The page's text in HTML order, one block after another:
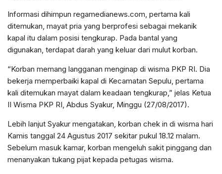
Informasi dihimpun regamedianews.com, pertama kali
ditemukan, mayat pria yang berprofesi sebagai mekanik
kapal itu dalam posisi tengkurap. Pada bantal yang
digunakan, terdapat darah yang keluar dari mulut korban.
“Korban memang langganan menginap di wisma PKP RI. Dia
bekerja memperbaiki kapal di Kecamatan Sepulu, pertama
kali ditemukan mayat dalam keadaan tengkurap,” jelas Ketua
II Wisma PKP RI, Abdus Syakur, Minggu (27/08/2017).
Lebih lanjut Syakur mengatakan, korban chek in di wisma hari
Kamis tanggal 24 Agustus 2017 sekitar pukul 18.12 malam.
Sebelum masuk kamar, korban mengeluh sakit pinggang dan
menanyakan tukang pijat kepada petugas wisma.